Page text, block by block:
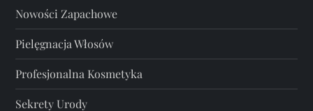
Nowości Zapachowe
Pielęgnacja Włosów
Profesjonalna Kosmetyka
Sekrety Urody